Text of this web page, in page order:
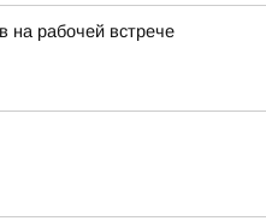
на рабочей встрече